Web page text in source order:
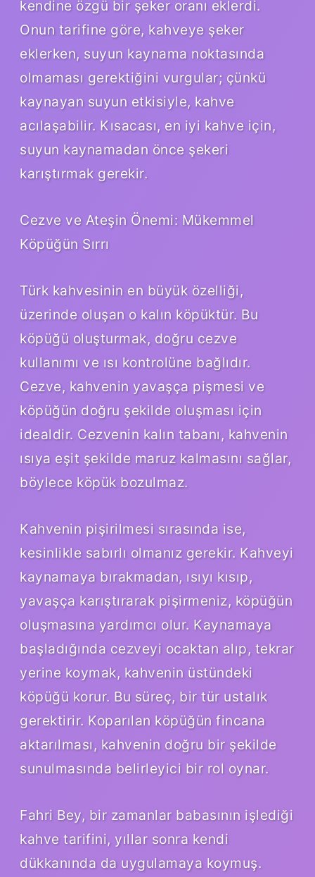
kendine özgü bir şeker oranı eklerdi.
Onun tarifine göre, kahveye şeker
eklerken, suyun kaynama noktasında
olmaması gerektiğini vurgular; çünkü
kaynayan suyun etkisiyle, kahve
acılaşabilir. Kısacası, en iyi kahve için,
suyun kaynamadan önce şekeri
karıştırmak gerekir.
Cezve ve Ateşin Önemi: Mükemmel
Köpüğün Sırrı
Türk kahvesinin en büyük özelliği,
üzerinde oluşan o kalın köpüktür. Bu
köpüğü oluşturmak, doğru cezve
kullanımı ve ısı kontrolüne bağlıdır.
Cezve, kahvenin yavaşça pişmesi ve
köpüğün doğru şekilde oluşması için
idealdir. Cezvenin kalın tabanı, kahvenin
ısıya eşit şekilde maruz kalmasını sağlar,
böylece köpük bozulmaz.
Kahvenin pişirilmesi sırasında ise,
kesinlikle sabırlı olmanız gerekir. Kahveyi
kaynamaya bırakmadan, ısıyı kısıp,
yavaşça karıştırarak pişirmeniz, köpüğün
oluşmasına yardımcı olur. Kaynamaya
başladığında cezveyi ocaktan alıp, tekrar
yerine koymak, kahvenin üstündeki
köpüğü korur. Bu süreç, bir tür ustalık
gerektirir. Koparılan köpüğün fincana
aktarılması, kahvenin doğru bir şekilde
sunulmasında belirleyici bir rol oynar.
Fahri Bey, bir zamanlar babasının işlediği
kahve tarifini, yıllar sonra kendi
dükkanında da uygulamaya koymuş.